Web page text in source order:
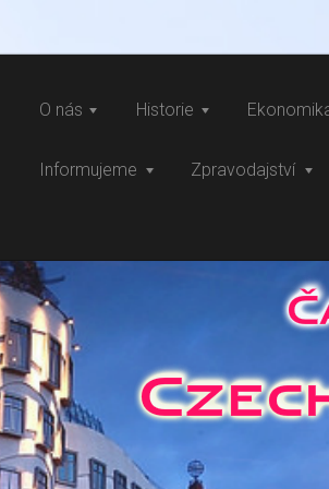
O nás Historie
Informujeme Zpravodajství